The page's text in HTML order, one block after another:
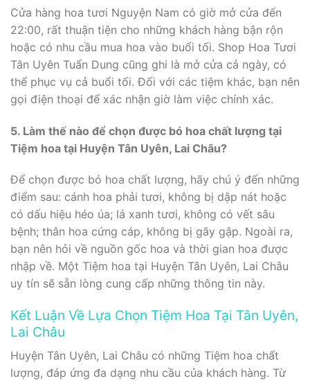
Cửa hàng hoa tươi Nguyện Nam có giờ mở cửa đến
22:00, rất thuận tiện cho những khách hàng bận rộn
hoặc có nhu cầu mua hoa vào buổi tối. Shop Hoa Tươi
Tân Uyên Tuấn Dung cũng ghi là mở cửa cả ngày, có
thể phục vụ cả buổi tối. Đối với các tiệm khác, bạn nên
gọi điện thoại để xác nhận giờ làm việc chính xác.
5. Làm thế nào để chọn được bó hoa chất lượng tại
Tiệm hoa tại Huyện Tân Uyên, Lai Châu?
Để chọn được bó hoa chất lượng, hãy chú ý đến những
điểm sau: cánh hoa phải tươi, không bị dập nát hoặc
có dấu hiệu héo úa; lá xanh tươi, không có vết sâu
bệnh; thân hoa cứng cáp, không bị gãy gập. Ngoài ra,
bạn nên hỏi về nguồn gốc hoa và thời gian hoa được
nhập về. Một Tiệm hoa tại Huyện Tân Uyên, Lai Châu
uy tín sẽ sẵn lòng cung cấp những thông tin này.
Kết Luận Về Lựa Chọn Tiệm Hoa Tại Tân Uyên,
Lai Châu
Huyện Tân Uyên, Lai Châu có những Tiệm hoa chất
lượng, đáp ứng đa dạng nhu cầu của khách hàng. Từ